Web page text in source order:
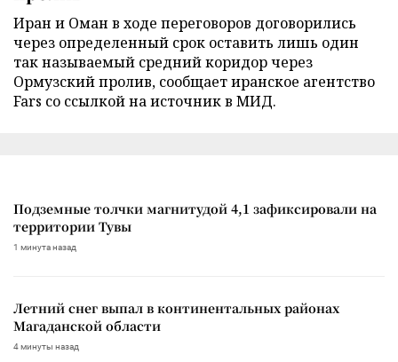
Иран и Оман в ходе переговоров договорились
через определенный срок оставить лишь один
так называемый средний коридор через
Ормузский пролив, сообщает иранское агентство
Fars со ссылкой на источник в МИД.
Подземные толчки магнитудой 4,1 зафиксировали на
территории Тувы
1 минута назад
Летний снег выпал в континентальных районах
Магаданской области
4 минуты назад